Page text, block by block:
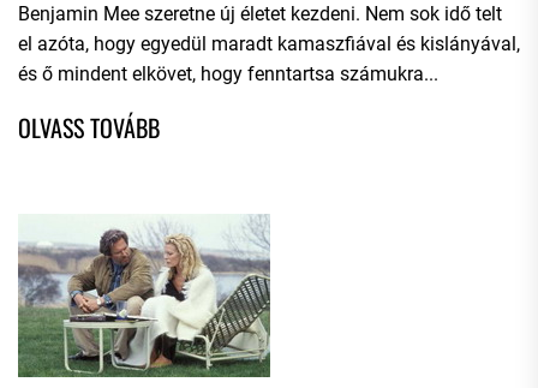
Benjamin Mee szeretne új életet kezdeni. Nem sok idő telt
el azóta, hogy egyedül maradt kamaszfiával és kislányával,
és ő mindent elkövet, hogy fenntartsa számukra...